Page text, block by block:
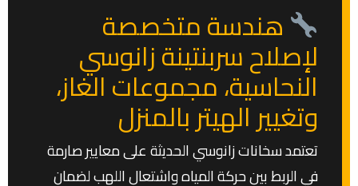
هندسة متخصصة
لإصلاح سربنتينة زانوسي
النحاسية، مجموعات الغاز،
وتغيير الهيتر بالمنزل
تعتمد سخانات زانوسي الحديثة على معايير صارمة
في الربط بين حركة المياه واشتعال اللهب لضمان